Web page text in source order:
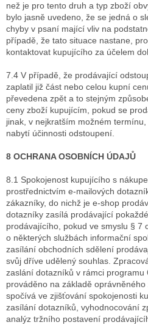
než je pro tento druh a typ zboží
bylo jasně uvedeno, že se jedná o
chyby v psaní mající vliv na
případě, že tato situace nastane,
kontaktovat kupujícího za účelem
7.4 V případě, že prodávající
zaplatil již část nebo celou kupní
převedena zpět a to stejným
ceny zboží kupujícím, pokud se
jinak, v nejkratším možném
nabytí účinnosti odstoupení.
8 OCHRANA OSOBNÍCH ÚDAJŮ
8.1 Spokojenost kupujícího s
prostřednictvím e-mailových
zákazníky, do nichž je e-shop
dotazníky zasílá prodávající
prodávajícího, pokud ve smyslu § 7
o některých službách informační
zasílání obchodních sdělení
svůj dříve udělený souhlas.
zaslání dotazníků v rámci programu
prováděno na základě
spočívá ve zjišťování spokojenosti
zasílání dotazníků, vyhodnocování
analýz tržního postavení